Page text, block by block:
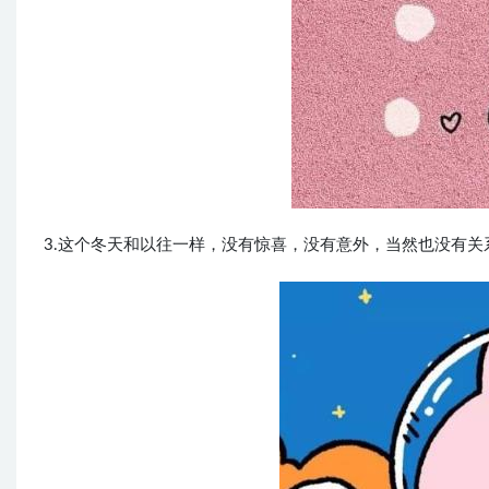
3.这个冬天和以往一样，没有惊喜，没有意外，当然也没有关